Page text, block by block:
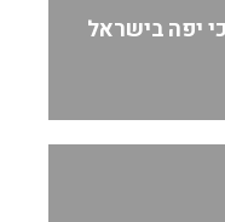
יפה בישראל